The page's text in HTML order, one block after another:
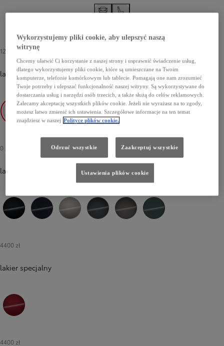
1200 zł
lakier podstawowy-040 Pure White 1200 zł
040 Pure White
0 zł
lakier metalizowany
4400 zł
lakier specjalny
4400 zł
Wykorzystujemy pliki cookie, aby ulepszyć naszą
witrynę
Chcemy ułatwić Ci korzystanie z naszej strony i usprawnić świadczenie usług,
dlatego wykorzystujemy pliki cookie, które są umieszczane na Twoim
komputerze, telefonie komórkowym lub tablecie. Pomagają one nam zrozumieć
Twoje potrzeby i ulepszać funkcjonalność naszej witryny. Są wykorzystywane do
dostarczania usług i narzędzi osób trzecich, a także służą do celów reklamowych.
Zalecamy akceptację wszystkich plików cookie. Jeżeli nie wyrażasz na to zgody,
możesz łatwo zmienić ich ustawienia. Szczegółowe informacje na ten temat
znajdziesz w naszej Polityce plików cookie.
Odrzuć wszystkie Zaakceptuj wszystkie
Ustawienia plików cookie